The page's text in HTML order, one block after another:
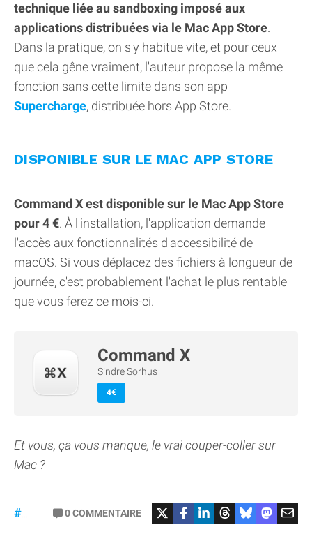
technique liée au sandboxing imposé aux
applications distribuées via le Mac App Store.
Dans la pratique, on s'y habitue vite, et pour ceux
que cela gêne vraiment, l'auteur propose la même
fonction sans cette limite dans son app
Supercharge, distribuée hors App Store.
DISPONIBLE SUR LE MAC APP STORE
Command X est disponible sur le Mac App Store
pour 4 €. À l'installation, l'application demande
l'accès aux fonctionnalités d'accessibilité de
macOS. Si vous déplacez des fichiers à longueur de
journée, c'est probablement l'achat le plus rentable
que vous ferez ce mois-ci.
Command X
Sindre Sorhus
4€
Et vous, ça vous manque, le vrai couper-coller sur
Mac ?
0COMMENTAIRE